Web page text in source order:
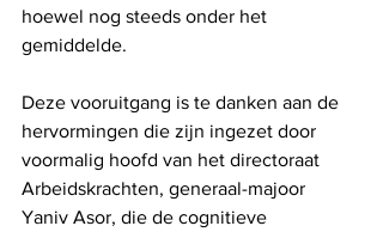
hoewel nog steeds onder het
gemiddelde.
Deze vooruitgang is te danken aan de
hervormingen die zijn ingezet door
voormalig hoofd van het directoraat
Arbeidskrachten, generaal-majoor
Yaniv Asor, die de cognitieve